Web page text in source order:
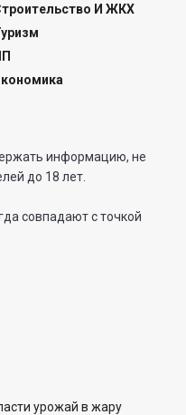
И ЖКХ
информацию, не
до 18 лет.
совпадают с точкой
урожай в жару